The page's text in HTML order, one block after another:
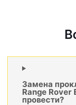
Замена
Range Rover
провести?